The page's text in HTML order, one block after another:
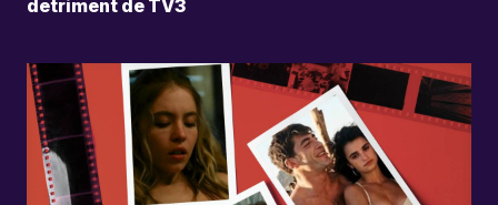
detriment de TV3